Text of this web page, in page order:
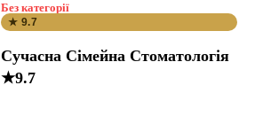
Без категорії
★ 9.7
Сучасна Сімейна Стоматологія
★9.7